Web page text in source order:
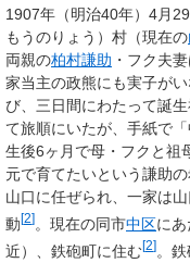
1907年（明治40年）4月29
もうのりょう）村（現在の
両親の柏村謙助 ・フク夫
家当主の政熊にも実子が
び、三日間にわたって誕
て旅順にいたが、手紙で
生後6ヶ月で母・フクと祖
元で育てたいという謙助
山口に任ぜられ、一家は
動[2] 。現在の同市中区に
近）、鉄砲町に住む[2] 。